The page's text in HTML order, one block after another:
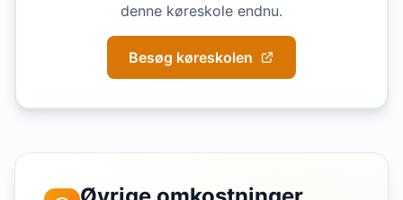
denne køreskole endnu.
Besøg køreskolen